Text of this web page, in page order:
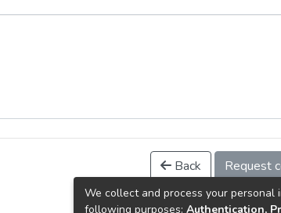
Back Request
We collect and process your personal
following purposes: Authentication,